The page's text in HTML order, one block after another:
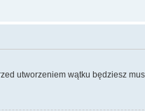
utworzeniem wątku będziesz